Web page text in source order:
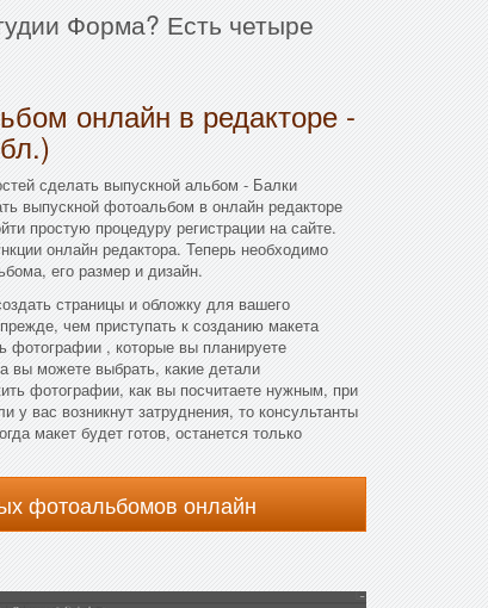
Форма? Есть четыре
онлайн в редакторе -
сделать выпускной альбом - Балки
выпускной фотоальбом в онлайн редакторе
простую процедуру регистрации на сайте.
онлайн редактора. Теперь необходимо
его размер и дизайн.
страницы и обложку для вашего
чем приступать к созданию макета
фотографии , которые вы планируете
вы можете выбрать, какие детали
фотографии, как вы посчитаете нужным, при
вас возникнут затруднения, то консультанты
макет будет готов, останется только
фотоальбомов онлайн